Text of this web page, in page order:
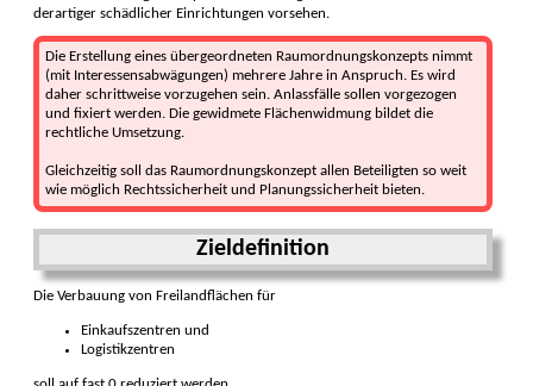
derartiger schädlicher Einrichtungen vorsehen.
Die Erstellung eines übergeordneten Raumordnungskonzepts nimmt
(mit Interessens­abwägungen) mehrere Jahre in Anspruch. Es wird
daher schrittweise vorzugehen sein. Anlassfälle sollen vorgezogen
und fixiert werden. Die gewidmete Flächenwidmung bildet die
rechtliche Umsetzung.
Gleichzeitig soll das Raumordnungskonzept allen Beteiligten so weit
wie möglich Rechtssicherheit und Planungssicherheit bieten.
Zieldefinition
Die Verbauung von Freilandflächen für
Einkaufszentren und
Logistikzentren